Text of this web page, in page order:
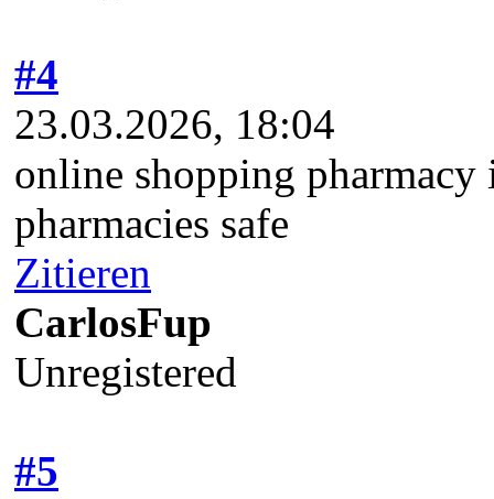
#4
23.03.2026, 18:04
online shopping
pharmacies safe
Zitieren
CarlosFup
Unregistered
#5